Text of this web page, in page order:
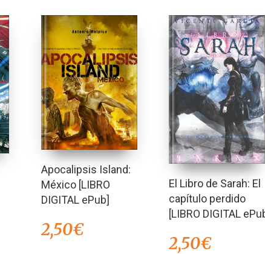
Apocalipsis Island:
México [LIBRO
DIGITAL ePub]
2,50€
El Libro de Sarah: El
capítulo perdido
[LIBRO DIGITAL
2,50€